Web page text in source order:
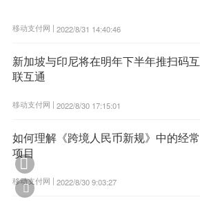
移动支付网 | 2022/8/31 14:40:46
新加坡与印尼将在明年下半年推扫码互
联互通
移动支付网 | 2022/8/30 17:15:01
如何理解《跨境人民币新规》中的经常
项目
移动支付网 | 2022/8/30 9:03:27

